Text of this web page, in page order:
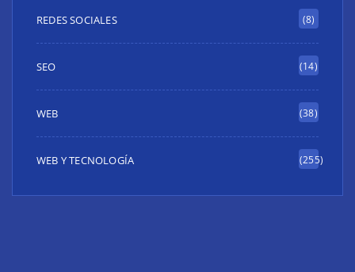
REDES SOCIALES (8)
SEO (14)
WEB (38)
WEB Y TECNOLOGÍA (255)